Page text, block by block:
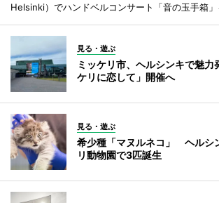
Helsinki）でハンドベルコンサート「音の玉手箱」
見る・遊ぶ
ミッケリ市、ヘルシンキで魅力
ケリに恋して」開催へ
見る・遊ぶ
希少種「マヌルネコ」 ヘルシ
リ動物園で3匹誕生